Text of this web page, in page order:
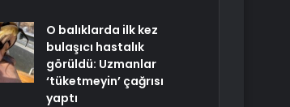
O balıklarda ilk kez
bulaşıcı hastalık
görüldü: Uzmanlar
‘tüketmeyin’ çağrısı
yaptı